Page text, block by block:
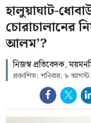
হালুয়াঘাট-
চোরাচালানের
আলম’?
নিজস্ব প্রতিবেদক,
প্রকাশিত: শনিবার, ৮